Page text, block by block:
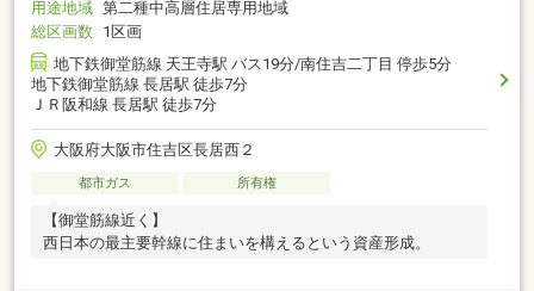
用途地域 第二種中高層住居専用地域
総区画数 1区画
地下鉄御堂筋線 天王寺駅 バス19分/南住吉二丁目 停歩5分
地下鉄御堂筋線 長居駅 徒歩7分
ＪＲ阪和線 長居駅 徒歩7分
大阪府大阪市住吉区長居西２
都市ガス 所有権
【御堂筋線近く】
西日本の最主要幹線に住まいを構えるという資産形成。